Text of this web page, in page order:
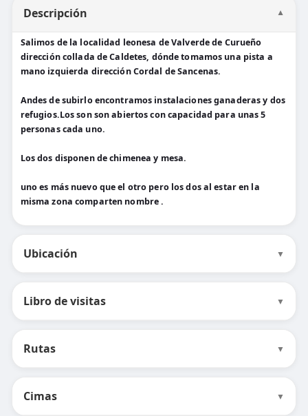
Descripción ▼
Salimos de la localidad leonesa de Valverde de Curueño
dirección collada de Caldetes, dónde tomamos una pista a
mano izquierda dirección Cordal de Sancenas.
Andes de subirlo encontramos instalaciones ganaderas y dos
refugios.Los son son abiertos con capacidad para unas 5
personas cada uno.
Los dos disponen de chimenea y mesa.
uno es más nuevo que el otro pero los dos al estar en la
misma zona comparten nombre .
Ubicación ▼
Libro de visitas ▼
Rutas ▼
Cimas ▼